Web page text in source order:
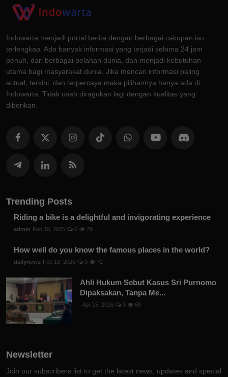
Indowarta menjadi portal berita dengan berbagai cakupan isu
terlengkap. Ada banyak informasi yang terjadi selama 24 jam
penuh, dari berbagai belahan dunia, dan menjadi kebutuhan
utama bagi masyarakat dunia. Jika mencari informasi paling
actual, terkini, dan terpercaya maka pilihannya hanya ada di
Indowarta. Tidak usah diragukan lagi dengan kualitas yang
diberikan.
Trending Posts
Riding a bike is a delightful and invigorating experience
admin Feb 19, 2025 0 79
How well do you know the famous places in the world?
dailynews Feb 18, 2025 0 72
Ahli Hukum Sebut Kasus Sri Purnomo
Dipaksakan, Tanpa Me...
Apr 15, 2026 0 69
Newsletter
Join our subscribers list to get the latest news, updates and special